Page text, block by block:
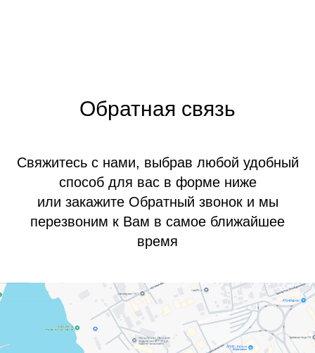
Обратная связь
Свяжитесь с нами, выбрав любой удобный
способ для вас в форме ниже
или закажите Обратный звонок и мы
перезвоним к Вам в самое ближайшее
время